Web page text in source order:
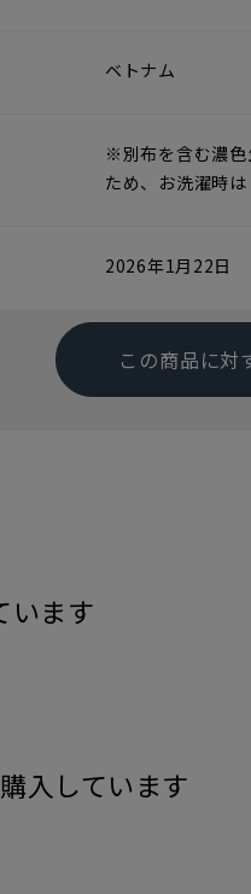
ベトナム
※別布を含む濃色
ため、お洗濯時は
2026年1月22日
この商品に対
います
入しています